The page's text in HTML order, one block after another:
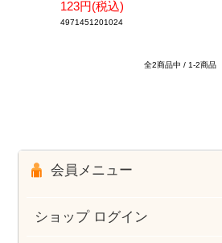
123円(税込)
4971451201024
全2商品中 / 1-2商品
会員メニュー
ショップ ログイン